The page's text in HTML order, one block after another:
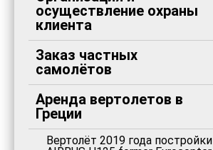
осуществление охраны
клиента
Заказ частных
самолётов
Аренда вертолетов в
Греции
Вертолёт 2019 года постройки